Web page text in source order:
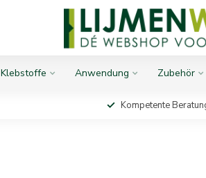
Klebstoffe Anwendung Zubehör
Kompetente